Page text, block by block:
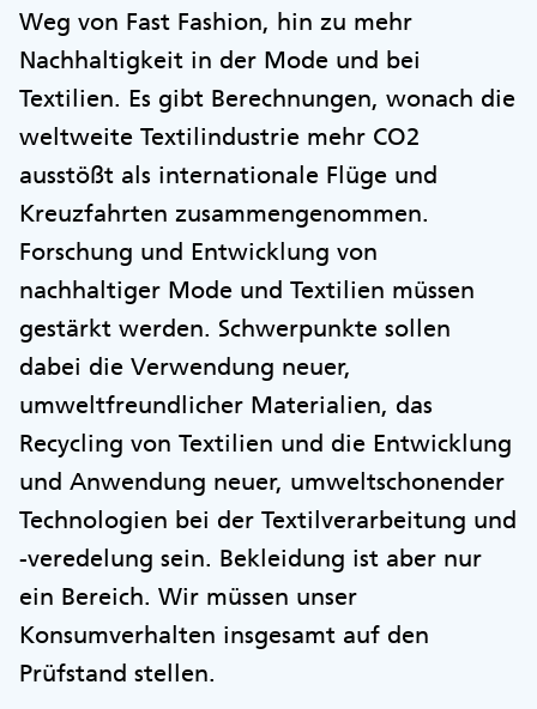
Weg von Fast Fashion, hin zu mehr
Nachhaltigkeit in der Mode und bei
Textilien. Es gibt Berechnungen, wonach die
weltweite Textilindustrie mehr CO2
ausstößt als internationale Flüge und
Kreuzfahrten zusammengenommen.
Forschung und Entwicklung von
nachhaltiger Mode und Textilien müssen
gestärkt werden. Schwerpunkte sollen
dabei die Verwendung neuer,
umweltfreundlicher Materialien, das
Recycling von Textilien und die Entwicklung
und Anwendung neuer, umweltschonender
Technologien bei der Textilverarbeitung und
-veredelung sein. Bekleidung ist aber nur
ein Bereich. Wir müssen unser
Konsumverhalten insgesamt auf den
Prüfstand stellen.